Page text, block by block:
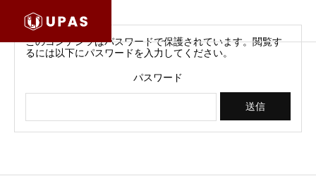
このコンテンツはパスワードで保護されています。閲覧す
るには以下にパスワードを入力してください。
パスワード